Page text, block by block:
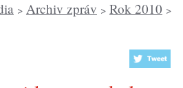
> Archiv zpráv > Rok 2010 >